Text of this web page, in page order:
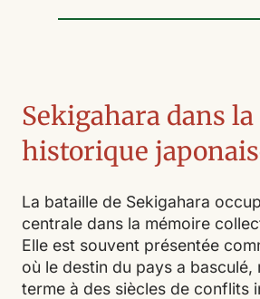
Sekigahara dans
historique
La bataille de Sekigahara
centrale dans la mémoire
Elle est souvent présentée
où le destin du pays a basculé,
terme à des siècles de conflits